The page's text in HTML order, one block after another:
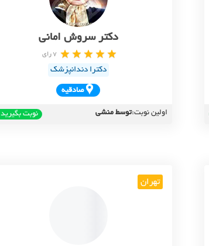
دکتر سروش امانی
7 رای
دکترا دندانپزشک
صادقيه
اولین نوبت:توسط منشی نوبت بگیرید
تهران